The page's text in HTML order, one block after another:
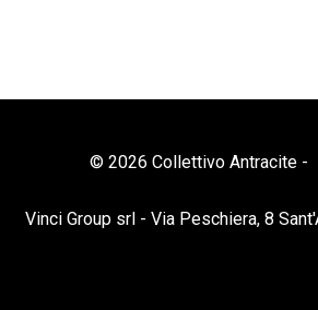
© 2026 Collettivo Antracite -
Vinci Group srl - Via Peschiera, 8